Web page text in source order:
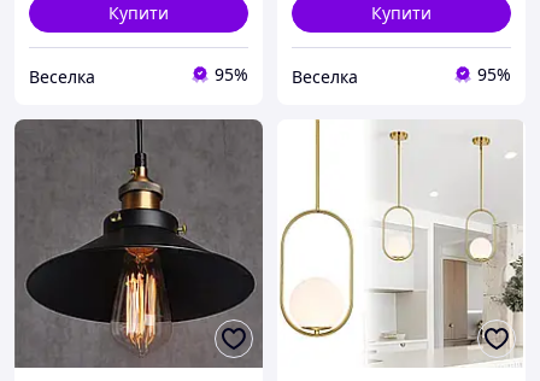
Купити
Веселка 95%
Купити
Веселка 95%